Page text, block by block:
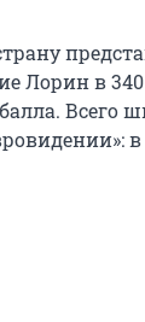
Лорин в 340
Всего